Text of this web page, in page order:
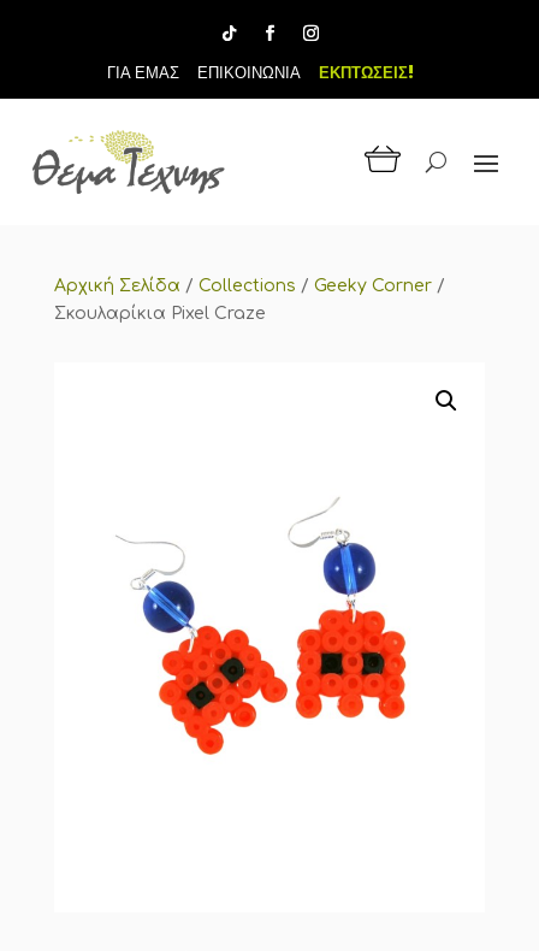
ΓΙΑ ΕΜΑΣ ΕΠΙΚΟΙΝΩΝΙΑ ΕΚΠΤΩΣΕΙΣ!
Αρχική Σελίδα / Collections / Geeky Corner/
Σκουλαρίκια Pixel Craze